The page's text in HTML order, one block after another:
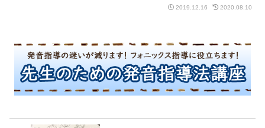
2019.12.16
2020.08.10